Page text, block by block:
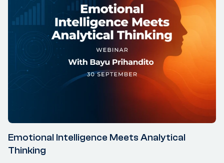
Emotional Intelligence Meets Analytical
Thinking